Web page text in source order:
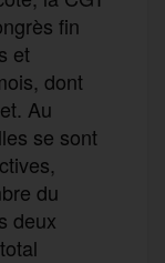
fin
et
dont
Au
se sont
du
deux